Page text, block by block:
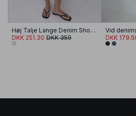
Høj Talje Lange Denim Shorts
DKK 251.30 DKK 359
DKK